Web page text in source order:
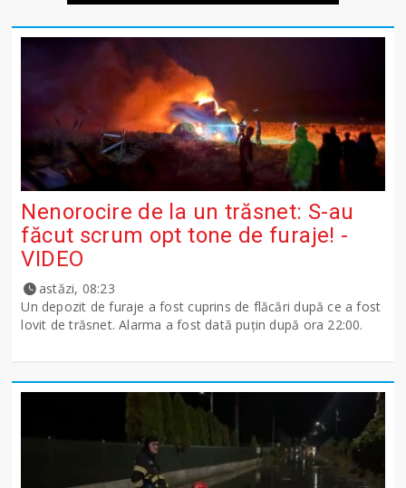
Nenorocire de la un trăsnet: S-au
făcut scrum opt tone de furaje! -
VIDEO
astăzi, 08:23
Un depozit de furaje a fost cuprins de flăcări după ce a fost
lovit de trăsnet. Alarma a fost dată puțin după ora 22:00.